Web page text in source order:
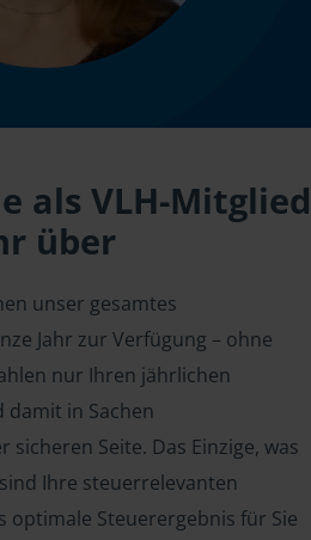
als VLH-Mitglied
über
unser gesamtes
Jahr zur Verfügung – ohne
nur Ihren jährlichen
in Sachen
Seite. Das Einzige, was
Ihre steuerrelevanten
optimale Steuerergebnis für Sie